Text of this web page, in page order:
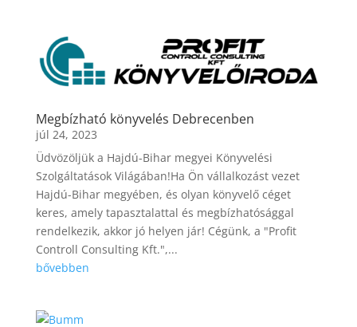
Megbízható könyvelés Debrecenben
júl 24, 2023
Üdvözöljük a Hajdú-Bihar megyei Könyvelési
Szolgáltatások Világában!Ha Ön vállalkozást vezet
Hajdú-Bihar megyében, és olyan könyvelő céget
keres, amely tapasztalattal és megbízhatósággal
rendelkezik, akkor jó helyen jár! Cégünk, a "Profit
Controll Consulting Kft.",...
bővebben